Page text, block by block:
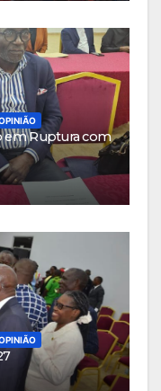
em Ruptura com